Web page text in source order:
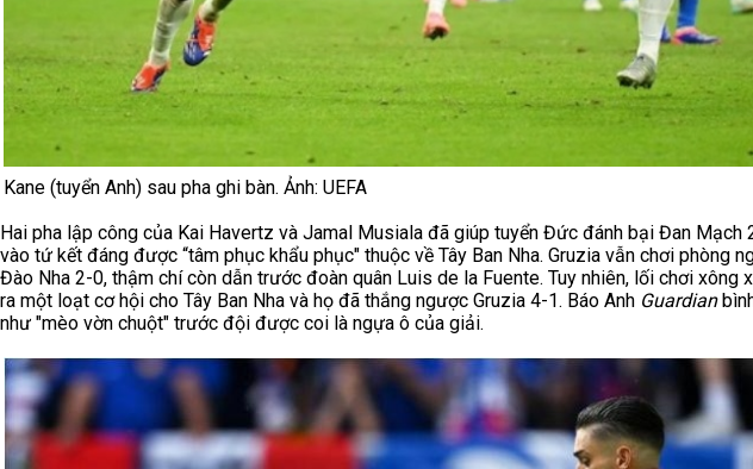
Kane (tuyển Anh) sau pha ghi bàn. Ảnh: UEFA
Hai pha lập công của Kai Havertz và Jamal Musiala đã giúp tuyển Đức đánh bại Đan Mạch
vào tứ kết đáng được “tâm phục khẩu phục" thuộc về Tây Ban Nha. Gruzia vẫn chơi phòng
Đào Nha 2-0, thậm chí còn dẫn trước đoàn quân Luis de la Fuente. Tuy nhiên, lối chơi xông
ra một loạt cơ hội cho Tây Ban Nha và họ đã thắng ngược Gruzia 4-1. Báo Anh Guardian
như "mèo vờn chuột" trước đội được coi là ngựa ô của giải.